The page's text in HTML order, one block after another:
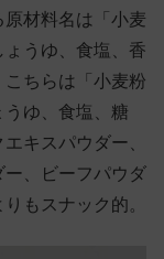
材料名は「小麦
うゆ、食塩、香
ちらは「小麦粉
うゆ、食塩、糖
キスパウダー、
、ビーフパウダ
もスナック的。